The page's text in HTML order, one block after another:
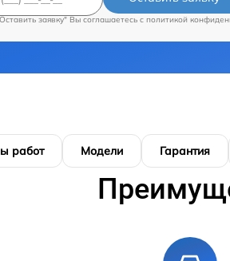
заявку" Вы соглашаетесь c политикой
работ Модели Гарантия